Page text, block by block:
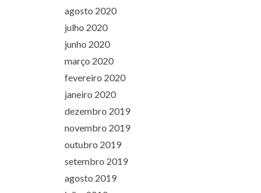
agosto 2020
julho 2020
junho 2020
março 2020
fevereiro 2020
janeiro 2020
dezembro 2019
novembro 2019
outubro 2019
setembro 2019
agosto 2019